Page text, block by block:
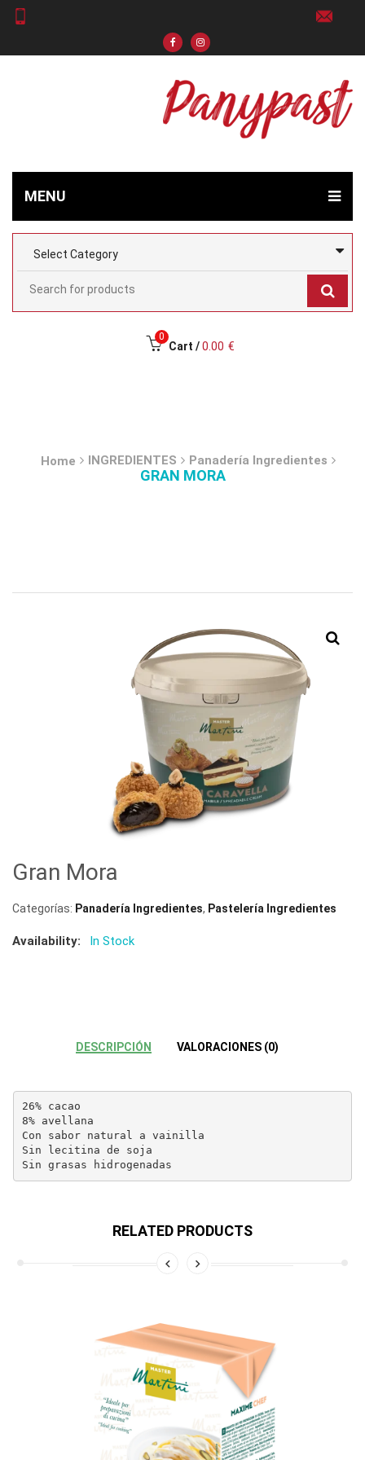
MENU
0
Cart / 0.00 €
Home INGREDIENTES Panadería Ingredientes
GRAN MORA
Gran Mora
Categorías: Panadería Ingredientes, Pastelería Ingredientes
Availability: In Stock
DESCRIPCIÓN VALORACIONES (0)
26% cacao
8% avellana
Con sabor natural a vainilla
Sin lecitina de soja
Sin grasas hidrogenadas
RELATED PRODUCTS